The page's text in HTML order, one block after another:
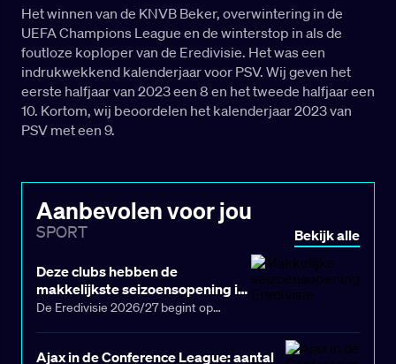
Het winnen van de KNVB Beker, overwintering in de
UEFA Champions League en de winterstop in als de
foutloze koploper van de Eredivisie. Het was een
indrukwekkend kalenderjaar voor PSV. Wij geven het
eerste halfjaar van 2023 een 8 en het tweede halfjaar een
10. Kortom, wij beoordelen het kalenderjaar 2023 van
PSV met een 9.
Aanbevolen voor jou
SPORT Bekijk alle
Deze clubs hebben de
makkelijkste seizoensopening in
de Eredivisie (26/27)
De Eredivisie 2026/27 begint op
Ajax in de Conference League: aantal